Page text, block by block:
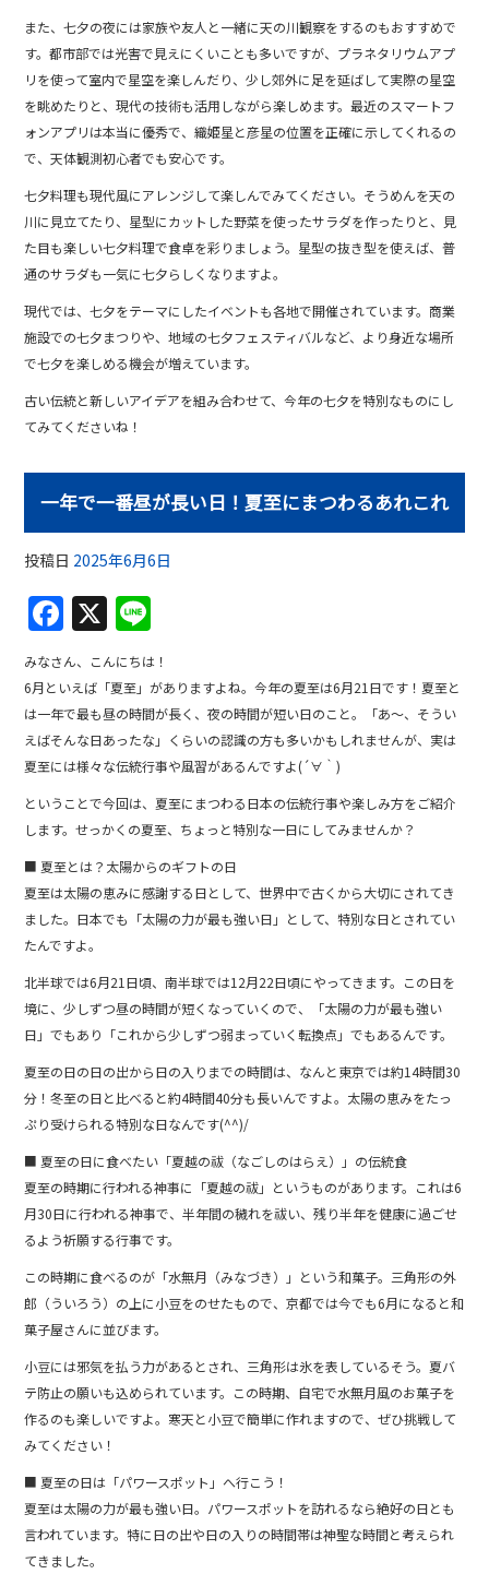
また、七夕の夜には家族や友人と一緒に天の川観察をするのもおすすめで
す。都市部では光害で見えにくいことも多いですが、プラネタリウムアプ
リを使って室内で星空を楽しんだり、少し郊外に足を延ばして実際の星空
を眺めたりと、現代の技術も活用しながら楽しめます。最近のスマートフ
ォンアプリは本当に優秀で、織姫星と彦星の位置を正確に示してくれるの
で、天体観測初心者でも安心です。
七夕料理も現代風にアレンジして楽しんでみてください。そうめんを天の
川に見立てたり、星型にカットした野菜を使ったサラダを作ったりと、見
た目も楽しい七夕料理で食卓を彩りましょう。星型の抜き型を使えば、普
通のサラダも一気に七夕らしくなりますよ。
現代では、七夕をテーマにしたイベントも各地で開催されています。商業
施設での七夕まつりや、地域の七夕フェスティバルなど、より身近な場所
で七夕を楽しめる機会が増えています。
古い伝統と新しいアイデアを組み合わせて、今年の七夕を特別なものにし
てみてくださいね！
一年で一番昼が長い日！夏至にまつわるあれこれ
投稿日 2025年6月6日
F
a
c
e
b
o
o
k
X
n
e
みなさん、こんにちは！
6月といえば「夏至」がありますよね。今年の夏至は6月21日です！夏至と
は一年で最も昼の時間が長く、夜の時間が短い日のこと。「あ～、そうい
えばそんな日あったな」くらいの認識の方も多いかもしれませんが、実は
夏至には様々な伝統行事や風習があるんですよ(´∀｀)
ということで今回は、夏至にまつわる日本の伝統行事や楽しみ方をご紹介
します。せっかくの夏至、ちょっと特別な一日にしてみませんか？
■ 夏至とは？太陽からのギフトの日
夏至は太陽の恵みに感謝する日として、世界中で古くから大切にされてき
ました。日本でも「太陽の力が最も強い日」として、特別な日とされてい
たんですよ。
北半球では6月21日頃、南半球では12月22日頃にやってきます。この日を
境に、少しずつ昼の時間が短くなっていくので、「太陽の力が最も強い
日」でもあり「これから少しずつ弱まっていく転換点」でもあるんです。
夏至の日の日の出から日の入りまでの時間は、なんと東京では約14時間30
分！冬至の日と比べると約4時間40分も長いんですよ。太陽の恵みをたっ
ぷり受けられる特別な日なんです(^^)/
■ 夏至の日に食べたい「夏越の祓（なごしのはらえ）」の伝統食
夏至の時期に行われる神事に「夏越の祓」というものがあります。これは6
月30日に行われる神事で、半年間の穢れを祓い、残り半年を健康に過ごせ
るよう祈願する行事です。
この時期に食べるのが「水無月（みなづき）」という和菓子。三角形の外
郎（ういろう）の上に小豆をのせたもので、京都では今でも6月になると和
菓子屋さんに並びます。
小豆には邪気を払う力があるとされ、三角形は氷を表しているそう。夏バ
テ防止の願いも込められています。この時期、自宅で水無月風のお菓子を
作るのも楽しいですよ。寒天と小豆で簡単に作れますので、ぜひ挑戦して
みてください！
■ 夏至の日は「パワースポット」へ行こう！
夏至は太陽の力が最も強い日。パワースポットを訪れるなら絶好の日とも
言われています。特に日の出や日の入りの時間帯は神聖な時間と考えられ
てきました。